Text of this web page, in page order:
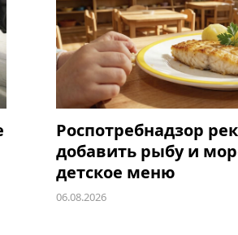
Роспотребнадзор
добавить рыбу и
детское меню
06.08.2026